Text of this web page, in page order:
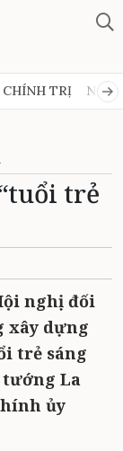
CHÍNH TRỊ NGHỊ
trẻ
nghị đối
xây dựng
trẻ sáng
tướng La
ủy